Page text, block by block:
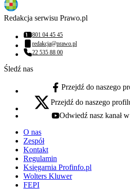
Redakcja serwisu Prawo.pl
Numer telefonu:
801 04 45 45
Adres email:
redakcja@prawo.pl
Numer telefonu:
22 535 88 00
Śledź nas
facebook - otwiera się w nowej
Przejdź do naszego
x - otwiera się w nowej karcie
Przejdź do naszego
youtube - otwiera się w nowej
Odwiedź nasz kanał
O nas
Zespół
Kontakt
Regulamin
Księgarnia Profinfo.pl
Wolters Kluwer
FEPI